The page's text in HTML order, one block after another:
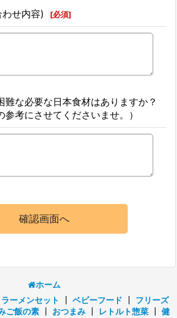
せ内容) [必須]
難な必要な日本食材はありますか？
参考にさせてくださいませ。）
確認画面へ
ホーム
ラーメンセット ベビーフード
フリーズ
ご飯の素 おつまみ レトルト惣菜
健